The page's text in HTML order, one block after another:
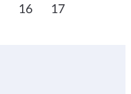
16 17